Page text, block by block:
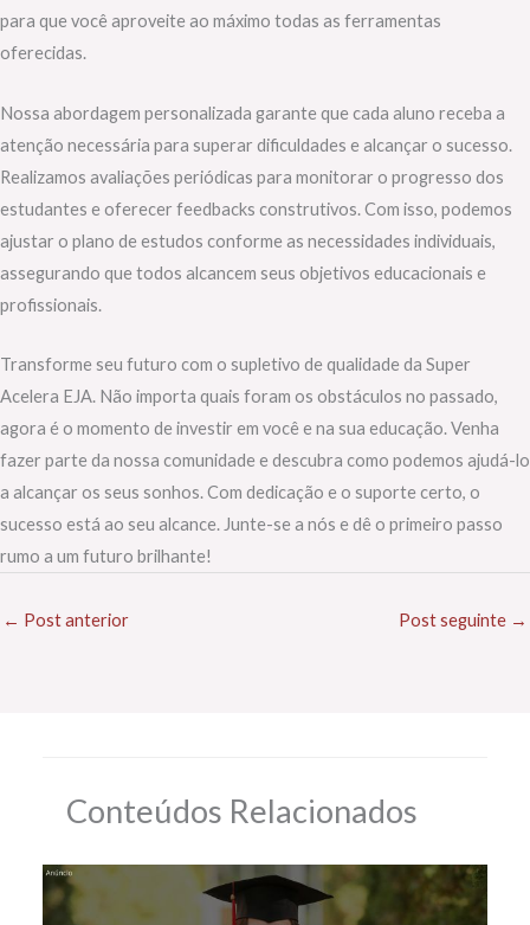
para que você aproveite ao máximo todas as ferramentas
oferecidas.
Nossa abordagem personalizada garante que cada aluno receba a
atenção necessária para superar dificuldades e alcançar o sucesso.
Realizamos avaliações periódicas para monitorar o progresso dos
estudantes e oferecer feedbacks construtivos. Com isso, podemos
ajustar o plano de estudos conforme as necessidades individuais,
assegurando que todos alcancem seus objetivos educacionais e
profissionais.
Transforme seu futuro com o supletivo de qualidade da Super
Acelera EJA. Não importa quais foram os obstáculos no passado,
agora é o momento de investir em você e na sua educação. Venha
fazer parte da nossa comunidade e descubra como podemos ajudá-lo
a alcançar os seus sonhos. Com dedicação e o suporte certo, o
sucesso está ao seu alcance. Junte-se a nós e dê o primeiro passo
rumo a um futuro brilhante!
← Post anterior Post seguinte →
Conteúdos Relacionados